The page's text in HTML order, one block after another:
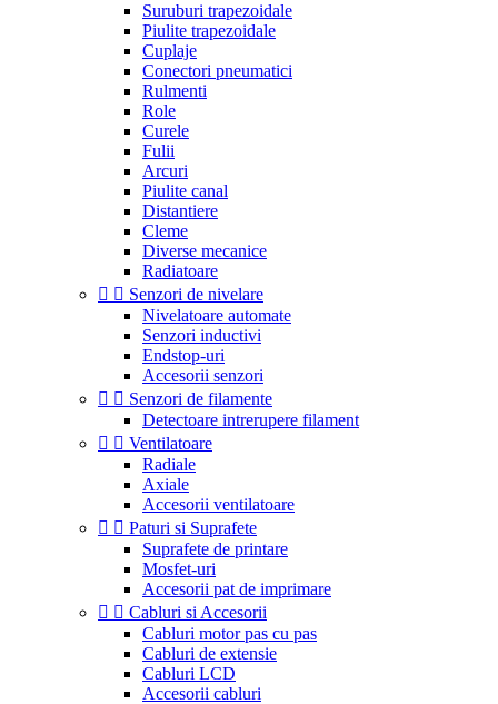
Suruburi trapezoidale
Piulite trapezoidale
Cuplaje
Conectori pneumatici
Rulmenti
Role
Curele
Fulii
Arcuri
Piulite canal
Distantiere
Cleme
Diverse mecanice
Radiatoare
  Senzori de nivelare
Nivelatoare automate
Senzori inductivi
Endstop-uri
Accesorii senzori
  Senzori de filamente
Detectoare intrerupere filament
  Ventilatoare
Radiale
Axiale
Accesorii ventilatoare
  Paturi si Suprafete
Suprafete de printare
Mosfet-uri
Accesorii pat de imprimare
  Cabluri si Accesorii
Cabluri motor pas cu pas
Cabluri de extensie
Cabluri LCD
Accesorii cabluri